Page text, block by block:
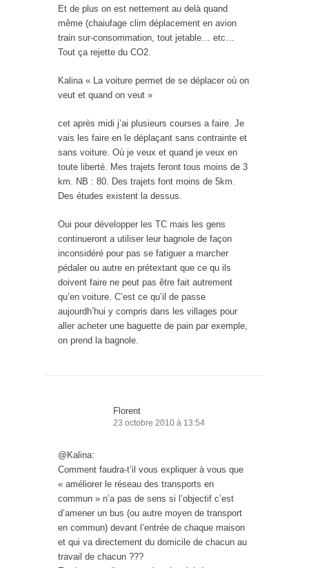
Et de plus on est nettement au delà quand
même (chaiufage clim déplacement en avion
train sur-consommation, tout jetable… etc…
Tout ça rejette du CO2.
Kalina « La voiture permet de se déplacer où on
veut et quand on veut »
cet après midi j’ai plusieurs courses a faire. Je
vais les faire en le déplaçant sans contrainte et
sans voiture. Où je veux et quand je veux en
toute liberté. Mes trajets feront tous moins de 3
km. NB : 80. Des trajets font moins de 5km.
Des études existent la dessus.
Oui pour développer les TC mais les gens
continueront a utiliser leur bagnole de façon
inconsidéré pour pas se fatiguer a marcher
pédaler ou autre en prétextant que ce qu ils
doivent faire ne peut pas être fait autrement
qu’en voiture. C’est ce qu’il de passe
aujourdh’hui y compris dans les villages pour
aller acheter une baguette de pain par exemple,
on prend la bagnole.
Florent
23 octobre 2010 à 13:54
@Kalina:
Comment faudra-t’il vous expliquer à vous que
« améliorer le réseau des transports en
commun » n’a pas de sens si l’objectif c’est
d’amener un bus (ou autre moyen de transport
en commun) devant l’entrée de chaque maison
et qui va directement du domicile de chacun au
travail de chacun ???